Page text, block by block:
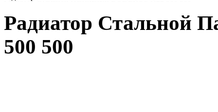
Радиатор Стальной
500 500